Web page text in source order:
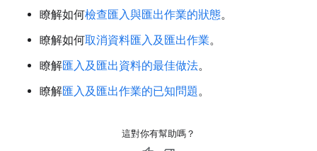
瞭解如何檢查匯入與匯出作業的狀態。
瞭解如何取消資料匯入及匯出作業。
瞭解匯入及匯出資料的最佳做法。
瞭解匯入及匯出作業的已知問題。
這對你有幫助嗎？